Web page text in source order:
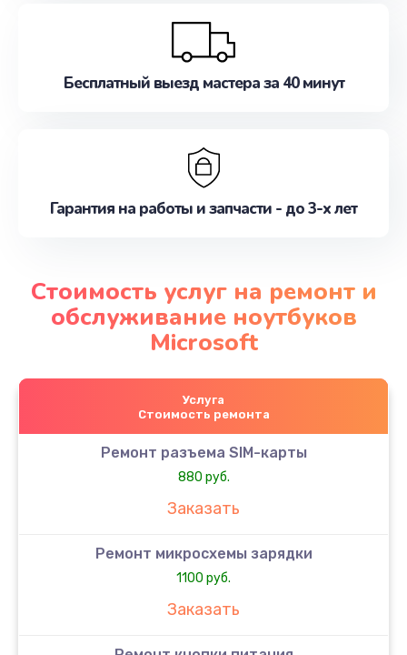
Бесплатный выезд мастера за 40 минут
Гарантия на работы и запчасти - до 3-х лет
Стоимость услуг на ремонт и
обслуживание ноутбуков
Microsoft
Услуга
Стоимость ремонта
Ремонт разъема SIM-карты
880 руб.
Заказать
Ремонт микросхемы зарядки
1100 руб.
Заказать